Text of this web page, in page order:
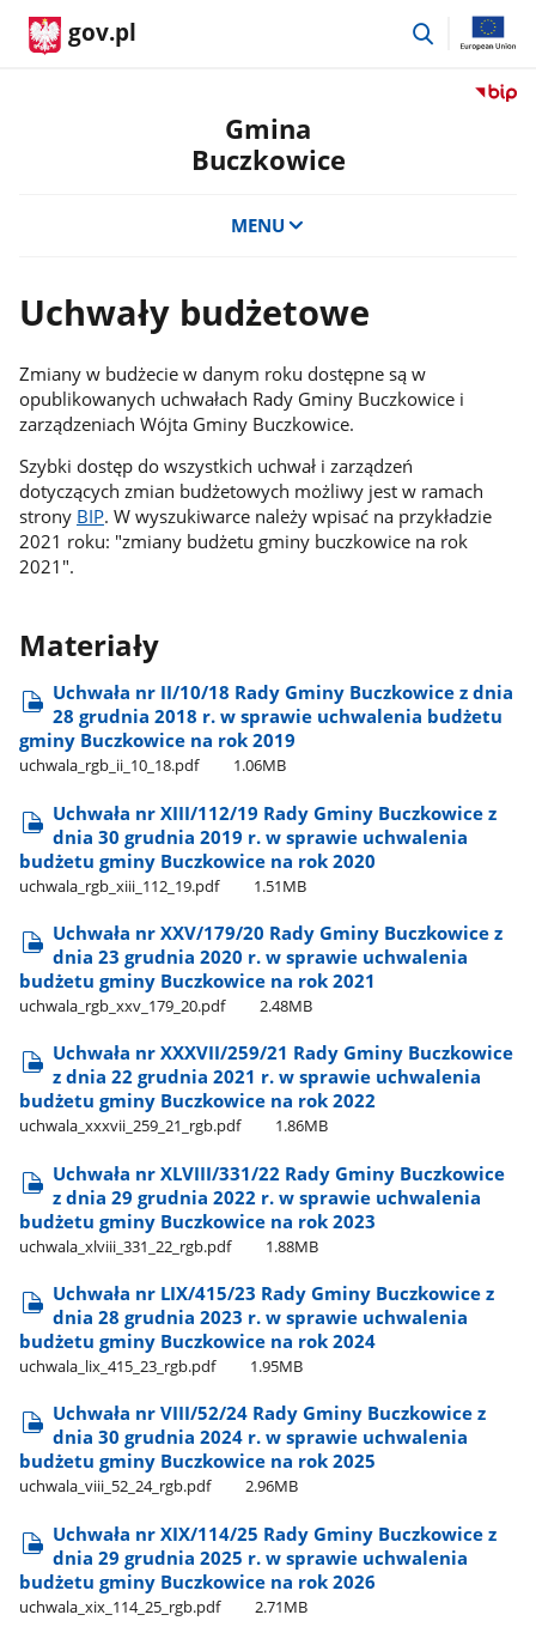
gov.pl
przejdź
Przejdź
Gmina
Buczkowice
MENU
Uchwały budżetowe
Zmiany w budżecie w danym roku dostępne są w
opublikowanych uchwałach Rady Gminy Buczkowice i
zarządzeniach Wójta Gminy Buczkowice.
Szybki dostęp do wszystkich uchwał i zarządzeń
dotyczących zmian budżetowych możliwy jest w ramach
strony BIP. W wyszukiwarce należy wpisać na przykładzie
2021 roku: "zmiany budżetu gminy buczkowice na rok
2021".
Materiały
Uchwała nr II/10/18 Rady Gminy Buczkowice z dnia
28 grudnia 2018 r. w sprawie uchwalenia budżetu
gminy Buczkowice na rok 2019
uchwala​_rgb​_ii​_10​_18.pdf 1.06MB
Uchwała nr XIII/112/19 Rady Gminy Buczkowice z
dnia 30 grudnia 2019 r. w sprawie uchwalenia
budżetu gminy Buczkowice na rok 2020
uchwala​_rgb​_xiii​_112​_19.pdf 1.51MB
Uchwała nr XXV/179/20 Rady Gminy Buczkowice z
dnia 23 grudnia 2020 r. w sprawie uchwalenia
budżetu gminy Buczkowice na rok 2021
uchwala​_rgb​_xxv​_179​_20.pdf 2.48MB
Uchwała nr XXXVII/259/21 Rady Gminy Buczkowice
z dnia 22 grudnia 2021 r. w sprawie uchwalenia
budżetu gminy Buczkowice na rok 2022
uchwala​_xxxvii​_259​_21​_rgb.pdf 1.86MB
Uchwała nr XLVIII/331/22 Rady Gminy Buczkowice
z dnia 29 grudnia 2022 r. w sprawie uchwalenia
budżetu gminy Buczkowice na rok 2023
uchwala​_xlviii​_331​_22​_rgb.pdf 1.88MB
Uchwała nr LIX/415/23 Rady Gminy Buczkowice z
dnia 28 grudnia 2023 r. w sprawie uchwalenia
budżetu gminy Buczkowice na rok 2024
uchwala​_lix​_415​_23​_rgb.pdf 1.95MB
Uchwała nr VIII/52/24 Rady Gminy Buczkowice z
dnia 30 grudnia 2024 r. w sprawie uchwalenia
budżetu gminy Buczkowice na rok 2025
uchwala​_viii​_52​_24​_rgb.pdf 2.96MB
Uchwała nr XIX/114/25 Rady Gminy Buczkowice z
dnia 29 grudnia 2025 r. w sprawie uchwalenia
budżetu gminy Buczkowice na rok 2026
uchwala​_xix​_114​_25​_rgb.pdf 2.71MB